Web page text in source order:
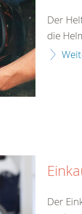
Der
die
Der